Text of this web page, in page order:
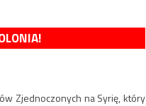
Zjednoczonych na Syrię, który